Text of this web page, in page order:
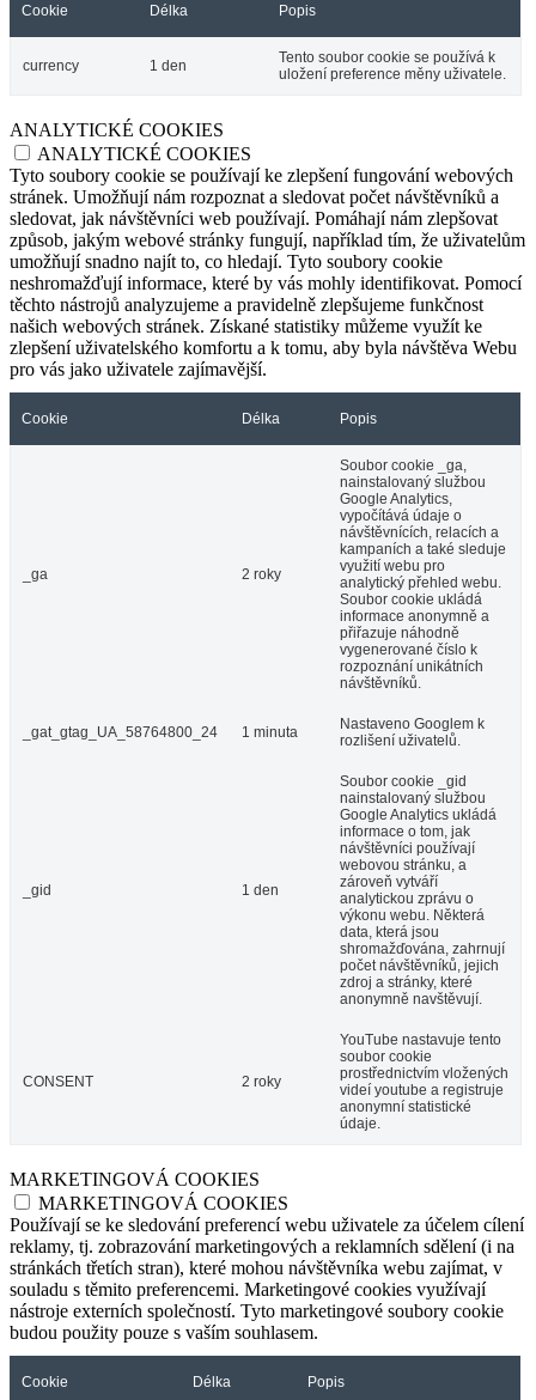
Cookie Délka Popis
currency 1 den
Tento soubor cookie se používá k
uložení preference měny uživatele.
ANALYTICKÉ COOKIES
ANALYTICKÉ COOKIES
Tyto soubory cookie se používají ke zlepšení fungování webových
stránek. Umožňují nám rozpoznat a sledovat počet návštěvníků a
sledovat, jak návštěvníci web používají. Pomáhají nám zlepšovat
způsob, jakým webové stránky fungují, například tím, že uživatelům
umožňují snadno najít to, co hledají. Tyto soubory cookie
neshromažďují informace, které by vás mohly identifikovat. Pomocí
těchto nástrojů analyzujeme a pravidelně zlepšujeme funkčnost
našich webových stránek. Získané statistiky můžeme využít ke
zlepšení uživatelského komfortu a k tomu, aby byla návštěva Webu
pro vás jako uživatele zajímavější.
Cookie Délka Popis
_ga 2 roky
Soubor cookie _ga,
nainstalovaný službou
Google Analytics,
vypočítává údaje o
návštěvnících, relacích a
kampaních a také sleduje
využití webu pro
analytický přehled webu.
Soubor cookie ukládá
informace anonymně a
přiřazuje náhodně
vygenerované číslo k
rozpoznání unikátních
návštěvníků.
_gat_gtag_UA_58764800_24 1 minuta
Nastaveno Googlem k
rozlišení uživatelů.
_gid 1 den
Soubor cookie _gid
nainstalovaný službou
Google Analytics ukládá
informace o tom, jak
návštěvníci používají
webovou stránku, a
zároveň vytváří
analytickou zprávu o
výkonu webu. Některá
data, která jsou
shromažďována, zahrnují
počet návštěvníků, jejich
zdroj a stránky, které
anonymně navštěvují.
CONSENT 2 roky
YouTube nastavuje tento
soubor cookie
prostřednictvím vložených
videí youtube a registruje
anonymní statistické
údaje.
MARKETINGOVÁ COOKIES
MARKETINGOVÁ COOKIES
Používají se ke sledování preferencí webu uživatele za účelem cílení
reklamy, tj. zobrazování marketingových a reklamních sdělení (i na
stránkách třetích stran), které mohou návštěvníka webu zajímat, v
souladu s těmito preferencemi. Marketingové cookies využívají
nástroje externích společností. Tyto marketingové soubory cookie
budou použity pouze s vaším souhlasem.
Cookie Délka Popis